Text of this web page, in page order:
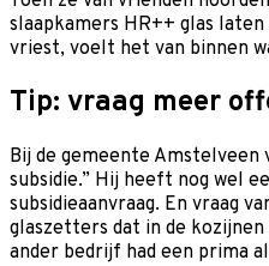
slaapkamers HR++ glas
vriest, voelt het van binnen
Tip: vraag meer
Bij de gemeente Amstelveen
subsidie.” Hij heeft nog wel
subsidieaanvraag. En vraag
glaszetters dat in de
ander bedrijf had een prima